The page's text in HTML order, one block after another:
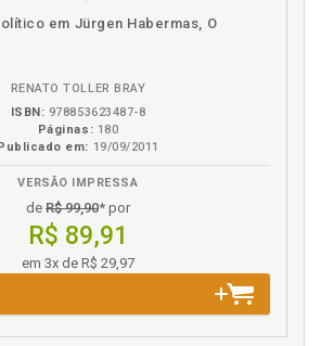
páginas
em Jürgen Habermas, O
RENATO TOLLER BRAY
ISBN: 978853623487-8
Páginas: 180
Publicado em: 19/09/2011
VERSÃO IMPRESSA
de R$ 99,90* por
R$ 89,91
em 3x de R$ 29,97